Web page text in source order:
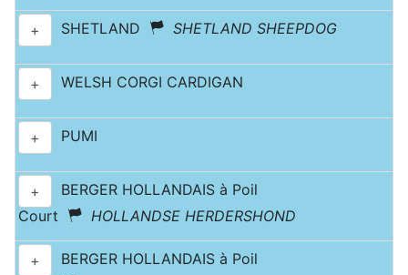
+ SHETLAND SHETLAND SHEEPDOG
+ WELSH CORGI CARDIGAN
+ PUMI
+
BERGER HOLLANDAIS à Poil
Court
HOLLANDSE HERDERSHOND
+
BERGER HOLLANDAIS à Poil